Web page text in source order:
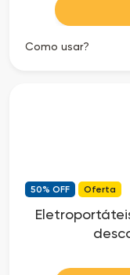
Como usar?
50% OFF Oferta